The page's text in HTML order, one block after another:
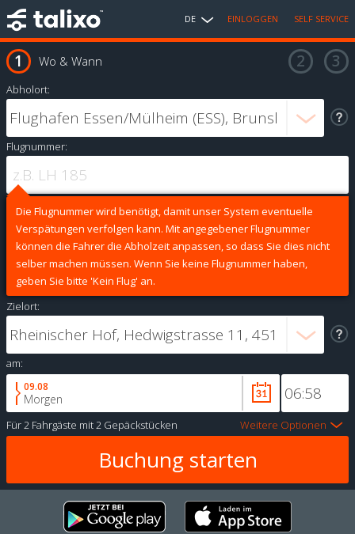
DE EINLOGGEN SELF SERVICE
Wo & Wann
Abholort:
Flugnummer:
Die Flugnummer wird benötigt, damit unser System eventuelle
Verspätungen verfolgen kann. Mit angegebener Flugnummer
können die Fahrer die Abholzeit anpassen, so dass Sie dies nicht
selber machen müssen. Wenn Sie keine Flugnummer haben,
geben Sie bitte 'Kein Flug' an.
Zielort:
am:
09.08
Morgen
Für2 Fahrgäste mit2 Gepäckstücken Weitere Optionen